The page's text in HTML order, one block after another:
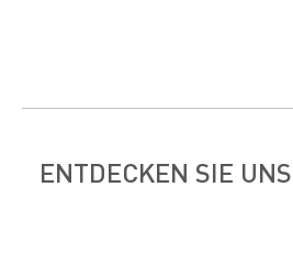
ENTDECKEN SIE